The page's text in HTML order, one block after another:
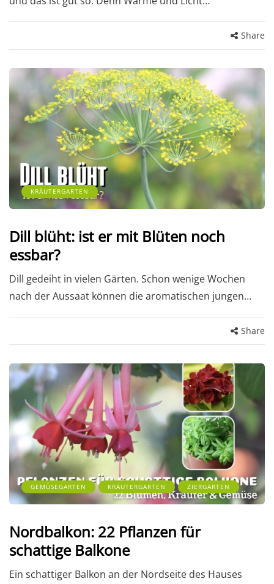
Share
KRÄUTERGARTEN
Dill blüht: ist er mit Blüten noch
essbar?
Dill gedeiht in vielen Gärten. Schon wenige Wochen
nach der Aussaat können die aromatischen jungen…
Share
GEMÜSEGARTEN KRÄUTERGARTEN ZIERGARTEN
Nordbalkon: 22 Pflanzen für
schattige Balkone
Ein schattiger Balkon an der Nordseite des Hauses